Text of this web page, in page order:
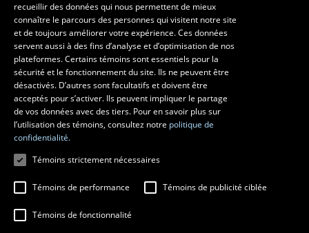
Faculté d’aménagement, d’architecture, d’art et de design
École d’art
École supérieure d’aménagement du territoire et de développement
régional
École d’architecture
École de design
recueillir des données qui nous permettent de mieux
connaître le parcours des personnes qui visitent notre site
et de toujours améliorer votre expérience. Ces données
servent aussi à des fins d’analyse et d’optimisation de nos
plateformes. Certains témoins sont essentiels pour la
sécurité et le fonctionnement du site. Ils ne peuvent être
désactivés. D’autres sont facultatifs et doivent être
acceptés pour s’activer. Ils peuvent impliquer le partage
de vos données avec des tiers. Pour en savoir plus sur
l’utilisation des témoins, consultez notre politique de
confidentialité.
Témoins strictement nécessaires
Témoins de performance Témoins de publicité ciblée
Témoins de fonctionnalité